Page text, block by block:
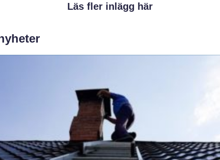
Läs fler inlägg här